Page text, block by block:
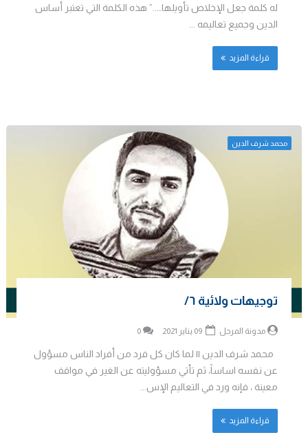
له كلمة جعل الإخلاص تأويلها…..” هذه الكلمة التي تعتبر أساس
الدين وجميع تعاليمه ...
قراءة المزيد
محمد شرف الدين
توجيهات ولائية ٦/
مدونة المرجل 0
محمد شرف الدين || لما كان كل فرد من أفراد الناس مسؤول
عن نفسه اساساً، ثم تأتي مسؤوليته عن الغير في مواقف
معينة ، فإنه ورد في التعاليم الإس...
قراءة المزيد